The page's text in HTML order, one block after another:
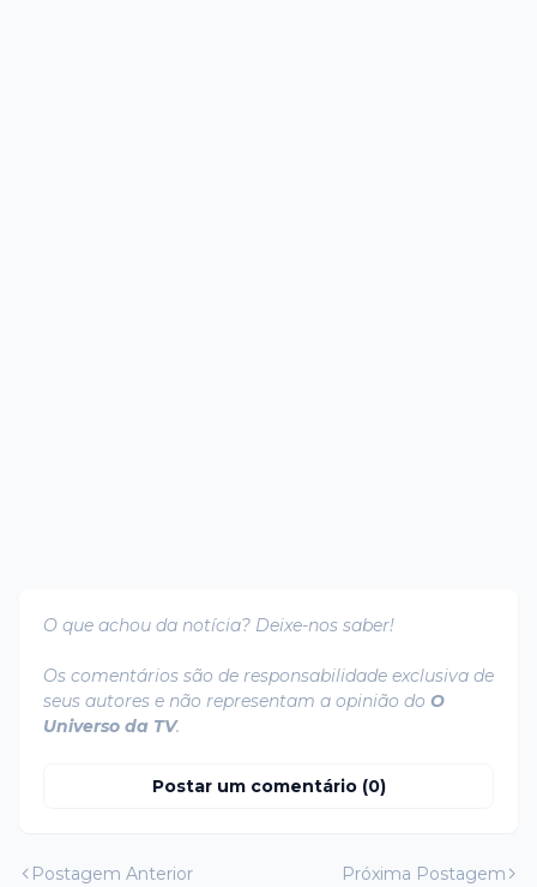
O que achou da notícia? Deixe-nos saber!
Os comentários são de responsabilidade exclusiva de
seus autores e não representam a opinião do O
Universo da TV.
Postar um comentário (0)
Postagem Anterior Próxima Postagem